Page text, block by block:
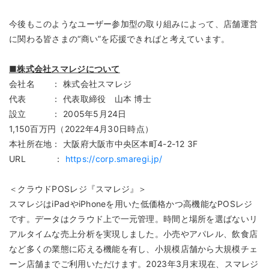
今後もこのようなユーザー参加型の取り組みによって、店舗運営
に関わる皆さまの“商い”を応援できればと考えています。
■株式会社スマレジについて
会社名 ： 株式会社スマレジ
代表 ： 代表取締役 山本 博士
設立 ： 2005年5月24日
1,150百万円（2022年4月30日時点）
本社所在地： 大阪府大阪市中央区本町4-2-12 3F
URL ： https://corp.smaregi.jp/
＜クラウドPOSレジ『スマレジ』＞
スマレジはiPadやiPhoneを用いた低価格かつ高機能なPOSレジ
です。データはクラウド上で一元管理。時間と場所を選ばないリ
アルタイムな売上分析を実現しました。小売やアパレル、飲食店
など多くの業態に応える機能を有し、小規模店舗から大規模チェ
ーン店舗までご利用いただけます。2023年3月末現在、スマレジ